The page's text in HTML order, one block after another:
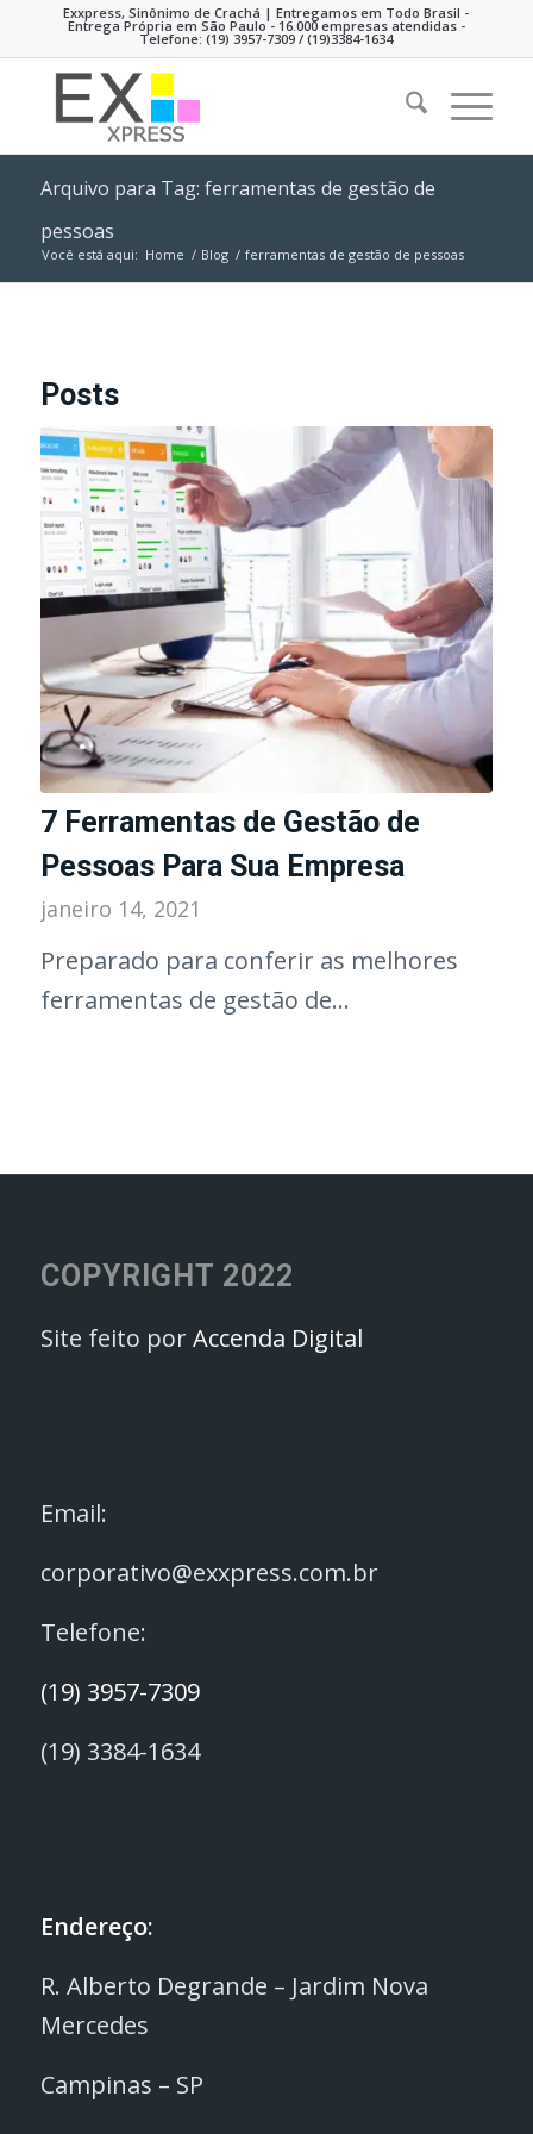
Exxpress, Sinônimo de Crachá | Entregamos em Todo Brasil -
Entrega Própria em São Paulo - 16.000 empresas atendidas -
Telefone:(19) 3957-7309 / (19)3384-1634
Arquivo para Tag: ferramentas de gestão de
pessoas
Você está aqui: Home / Blog / ferramentas de gestão de pessoas
Posts
7 Ferramentas de Gestão de
Pessoas Para Sua Empresa
janeiro 14, 2021
Preparado para conferir as melhores
ferramentas de gestão de…
COPYRIGHT 2022
Site feito porAccenda Digital
Email:
corporativo@exxpress.com.br
Telefone:
(19) 3957-7309
(19) 3384-1634
Endereço:
R. Alberto Degrande – Jardim Nova
Mercedes
Campinas – SP